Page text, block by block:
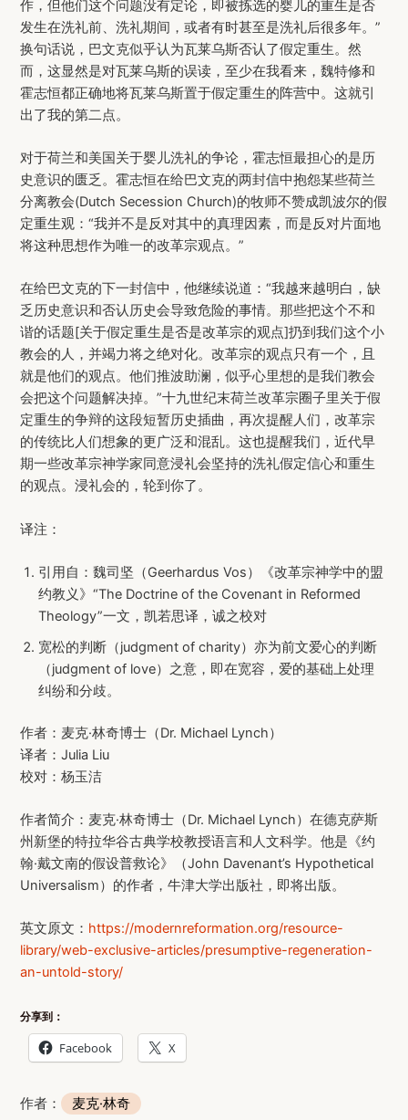
作，但他们这个问题没有定论，即被拣选的婴儿的重生是否
发生在洗礼前、洗礼期间，或者有时甚至是洗礼后很多年。”
换句话说，巴文克似乎认为瓦莱乌斯否认了假定重生。然
而，这显然是对瓦莱乌斯的误读，至少在我看来，魏特修和
霍志恒都正确地将瓦莱乌斯置于假定重生的阵营中。这就引
出了我的第二点。
对于荷兰和美国关于婴儿洗礼的争论，霍志恒最担心的是历
史意识的匮乏。霍志恒在给巴文克的两封信中抱怨某些荷兰
分离教会(Dutch Secession Church)的牧师不赞成凯波尔的假
定重生观：“我并不是反对其中的真理因素，而是反对片面地
将这种思想作为唯一的改革宗观点。”
在给巴文克的下一封信中，他继续说道：“我越来越明白，缺
乏历史意识和否认历史会导致危险的事情。那些把这个不和
谐的话题[关于假定重生是否是改革宗的观点]扔到我们这个小
教会的人，并竭力将之绝对化。改革宗的观点只有一个，且
就是他们的观点。他们推波助澜，似乎心里想的是我们教会
会把这个问题解决掉。”十九世纪末荷兰改革宗圈子里关于假
定重生的争辩的这段短暂历史插曲，再次提醒人们，改革宗
的传统比人们想象的更广泛和混乱。这也提醒我们，近代早
期一些改革宗神学家同意浸礼会坚持的洗礼假定信心和重生
的观点。浸礼会的，轮到你了。
译注：
引用自：魏司坚（Geerhardus Vos）《改革宗神学中的盟
约教义》“The Doctrine of the Covenant in Reformed
Theology”一文，凯若思译，诚之校对
宽松的判断（judgment of charity）亦为前文爱心的判断
（judgment of love）之意，即在宽容，爱的基础上处理
纠纷和分歧。
作者：麦克·林奇博士（Dr. Michael Lynch）
译者：Julia Liu
校对：杨玉洁
作者简介：麦克·林奇博士（Dr. Michael Lynch）在德克萨斯
州新堡的特拉华谷古典学校教授语言和人文科学。他是《约
翰·戴文南的假设普救论》（John Davenant’s Hypothetical
Universalism）的作者，牛津大学出版社，即将出版。
英文原文： https://modernreformation.org/resource-
library/web-exclusive-articles/presumptive-regeneration-
an-untold-story/
分享到：
Facebook X
作者： 麦克·林奇